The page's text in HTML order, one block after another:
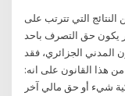
التي تترتب على
يكون حق التصرف باحد
المدني الجزائري، فقد
المشرع الجزائري في نص المادة 351 من هذا القانون على انه:
شيء أو حق مالي آخر